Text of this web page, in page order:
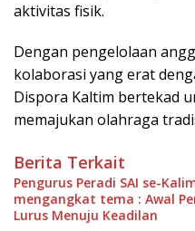
aktivitas fisik.
Dengan pengelolaan
kolaborasi yang erat
Dispora Kaltim bertekad
memajukan olahraga
Berita Terkait
Pengurus Peradi SAI se-
mengangkat tema : Awal
Lurus Menuju Keadilan